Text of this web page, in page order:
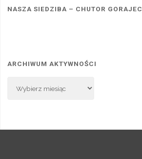
NASZA SIEDZIBA – CHUTOR GORAJEC
ARCHIWUM AKTYWNOŚCI
Aktywności